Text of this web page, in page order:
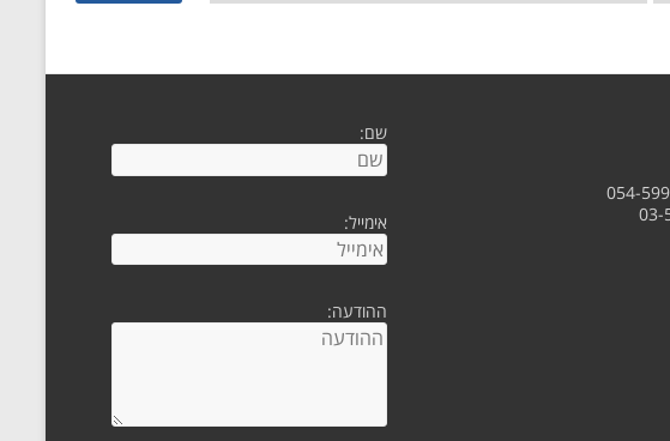
שם:
אימייל:
ההודעה: